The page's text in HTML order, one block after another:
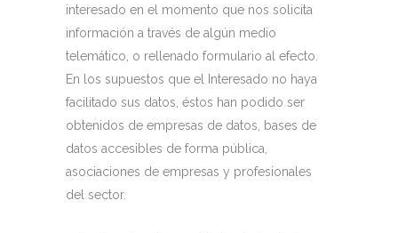
interesado en el momento que nos solicita
información a través de algún medio
telemático, o rellenado formulario al efecto.
En los supuestos que el Interesado no haya
facilitado sus datos, éstos han podido ser
obtenidos de empresas de datos, bases de
datos accesibles de forma pública,
asociaciones de empresas y profesionales
del sector.